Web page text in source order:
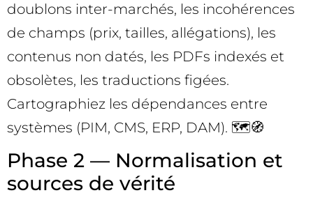
doublons inter-marchés, les incohérences
de champs (prix, tailles, allégations), les
contenus non datés, les PDFs indexés et
obsolètes, les traductions figées.
Cartographiez les dépendances entre
systèmes (PIM, CMS, ERP, DAM). 🗺️🧭
Phase 2 — Normalisation et
sources de vérité